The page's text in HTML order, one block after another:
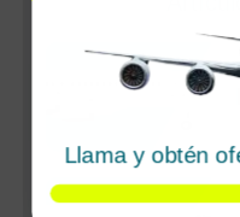
Llama y obtén